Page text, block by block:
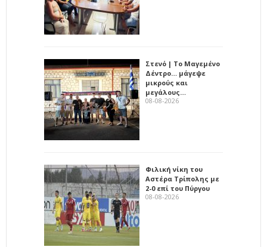
Στενό | Το Μαγεμένο
Δέντρο… μάγεψε
μικρούς και
μεγάλους…
08-08-2026
Φιλική νίκη του
Αστέρα Τρίπολης με
2-0 επί του Πύργου
08-08-2026